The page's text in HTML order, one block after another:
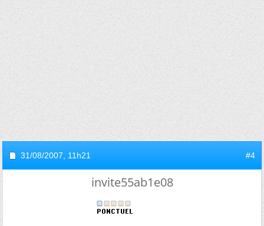
31/08/2007, 11h21 #4
invite55ab1e08